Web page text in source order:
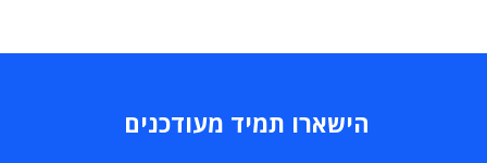
הישארו תמיד מעודכנים